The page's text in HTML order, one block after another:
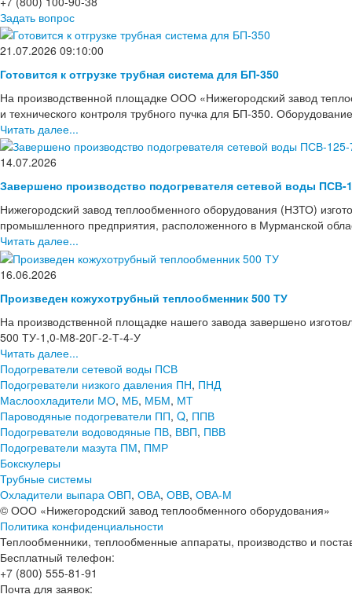
Задать вопрос
21.07.2026 09:10:00
Готовится к отгрузке трубная система для БП-350
На производственной площадке ООО «Нижегородский завод
и технического контроля трубного пучка для БП-350.
Читать далее...
14.07.2026
Завершено производство подогревателя сетевой воды ПСВ-
Нижегородский завод теплообменного оборудования (НЗТО)
промышленного предприятия, расположенного в Мурманской
Читать далее...
16.06.2026
Произведен кожухотрубный теплообменник 500 ТУ
На производственной площадке нашего завода завершено
500 ТУ-1,0-М8-20Г-2-Т-4-У
Читать далее...
Подогреватели сетевой воды ПСВ
Подогреватели низкого давления ПН, ПНД
Маслоохладители МО, МБ, МБМ, МТ
Пароводяные подогреватели ПП, Q, ППВ
Подогреватели водоводяные ПВ, ВВП, ПВВ
Подогреватели мазута ПМ, ПМР
Бокскулеры
Трубные системы
Охладители выпара ОВП, ОВА, ОВВ, ОВА-М
© ООО «Нижегородский завод теплообменного оборудования»
Политика конфиденциальности
Теплообменники, теплообменные аппараты, производство и
Бесплатный телефон:
+7 (800) 555-81-91
Почта для заявок: